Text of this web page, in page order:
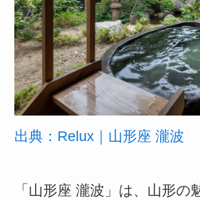
出典：Relux｜山形座 瀧波
「山形座 瀧波」は、山形の